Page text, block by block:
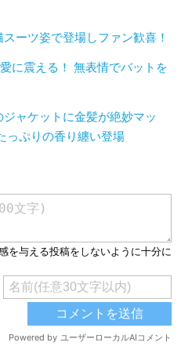
ーツ姿で登場しファン歓喜！
に震える！ 無表情でバットを
ャケットに金髪が絶妙マッ
っぷりの香り纏い登場